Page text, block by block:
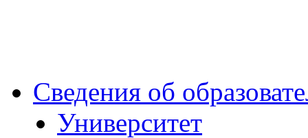
Сведения об
Университет